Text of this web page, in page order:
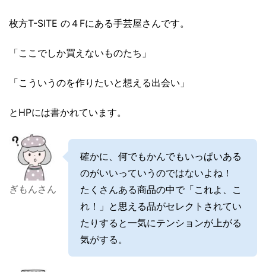
枚方T-SITE の４Fにある手芸屋さんです。
「ここでしか買えないものたち」
「こういうのを作りたいと想える出会い」
とHPには書かれています。
ぎもんさん
確かに、何でもかんでもいっぱいある
のがいいっていうのではないよね！
たくさんある商品の中で「これよ、こ
れ！」と思える品がセレクトされてい
たりすると一気にテンションが上がる
気がする。